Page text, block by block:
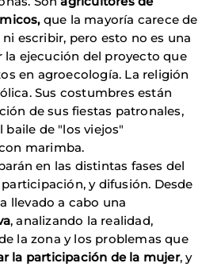
que la mayoría carece de
escribir, pero esto no es una
ejecución del proyecto que
en agroecología. La religión
Sus costumbres están
de sus fiestas patronales,
baile de "los viejos"
marimba.
en las distintas fases del
y difusión. Desde
llevado a cabo una
, analizando la realidad,
la zona y los problemas que
la participación de la mujer, y